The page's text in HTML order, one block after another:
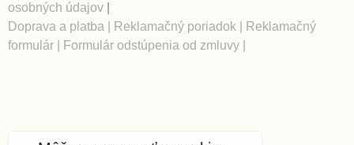
osobných údajov
Doprava a platba
Reklamačný poriadok
Reklamačný
formulár
Formulár odstúpenia od zmluvy